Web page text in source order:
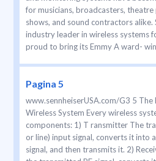
for musicians, broadcasters,
shows, and sound contractors alike.
industry leader in wireless systems
proud to bring its Emmy A ward-
Pagina 5
www.sennheiserUSA.com/G3 5 The
Wireless System Every wireless
components: 1) T ransmitter The
or line) input signal, converts it into
signal, and then transmits it. 2)